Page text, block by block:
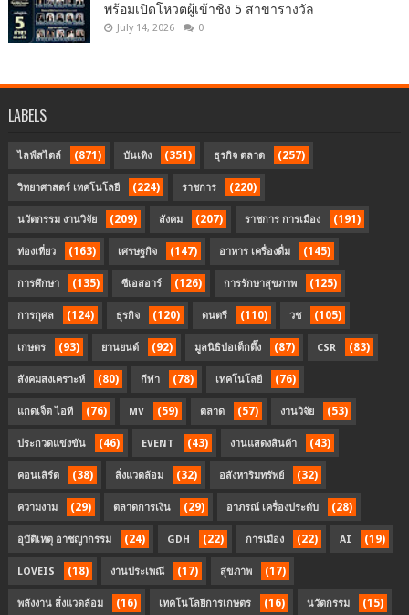
พร้อมเปิดโหวตผู้เข้าชิง 5 สาขารางวัล
July 14, 2026 0
LABELS
ไลฟ์สไตล์ (871) บันเทิง (351) ธุรกิจ ตลาด (257)
วิทยาศาสตร์ เทคโนโลยี (224) ราชการ (220)
นวัตกรรม งานวิจัย (209) สังคม (207) ราชการ การเมือง (191)
ท่องเที่ยว (163) เศรษฐกิจ (147) อาหาร เครื่องดื่ม (145)
การศึกษา (135) ซีเอสอาร์ (126) การรักษาสุขภาพ (125)
การกุศล (124) ธุรกิจ (120) ดนตรี (110) วช (105)
เกษตร (93) ยานยนต์ (92) มูลนิธิป่อเต็กตึ๊ง (87) CSR (83)
สังคมสงเคราะห์ (80) กีฬา (78) เทคโนโลยี (76)
แกดเจ็ต ไอที (76) MV (59) ตลาด (57) งานวิจัย (53)
ประกวดแข่งขัน (46) EVENT (43) งานแสดงสินค้า (43)
คอนเสิร์ต (38) สิ่งแวดล้อม (32) อสังหาริมทรัพย์ (32)
ความงาม (29) ตลาดการเงิน (29) อาภรณ์ เครื่องประดับ (28)
อุบัติเหตุ อาชญากรรม (24) GDH (22) การเมือง (22) AI (19)
LOVEIS (18) งานประเพณี (17) สุขภาพ (17)
พลังงาน สิ่งแวดล้อม (16) เทคโนโลยีการเกษตร (16) นวัตกรรม (15)